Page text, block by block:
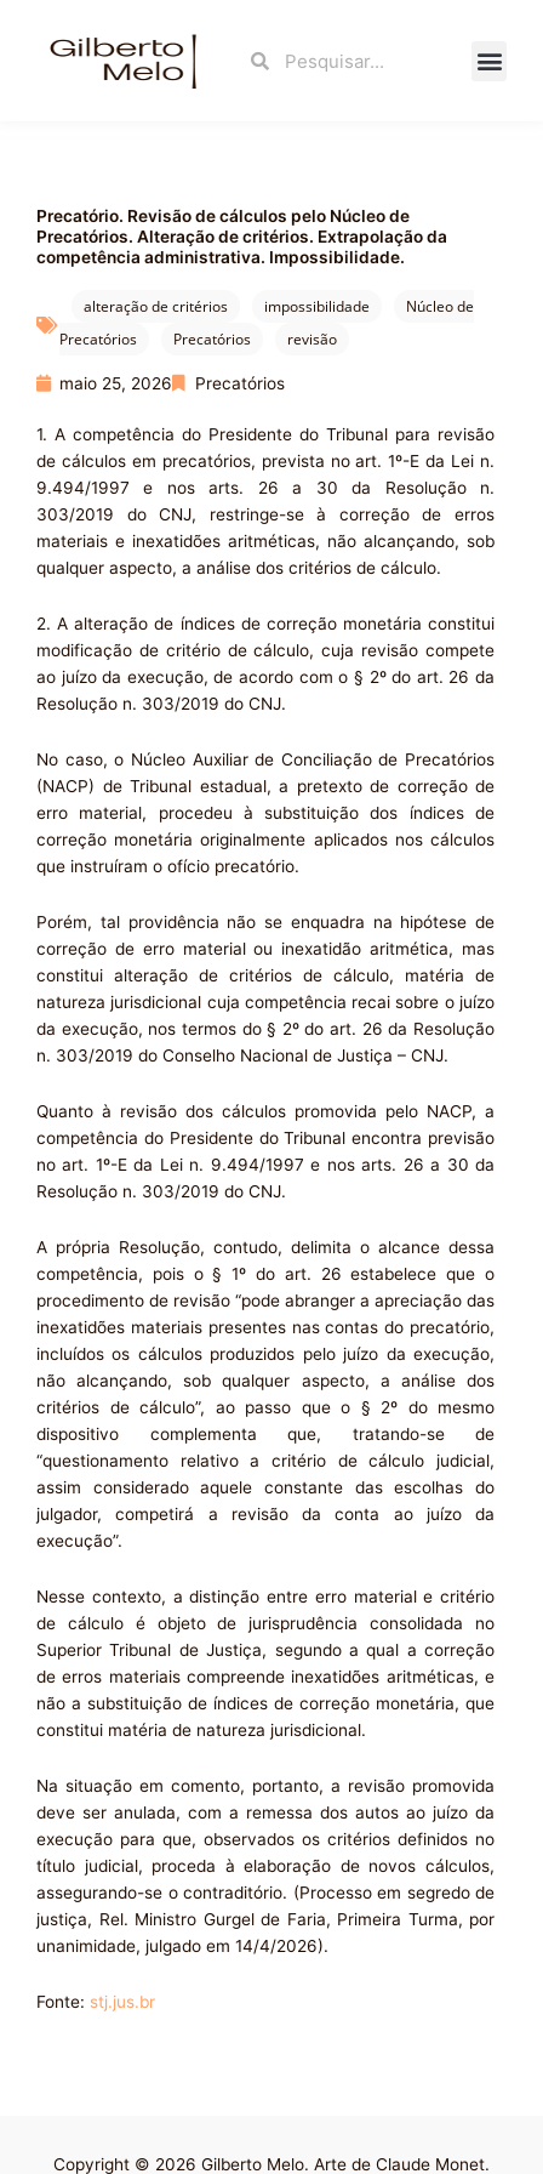
Search
Precatório. Revisão de cálculos pelo Núcleo de
Precatórios. Alteração de critérios. Extrapolação da
competência administrativa. Impossibilidade.
alteração de critérios impossibilidade
Núcleo de
Precatórios
Precatórios revisão
maio 25, 2026 Precatórios
1. A competência do Presidente do Tribunal para revisão
de cálculos em precatórios, prevista no art. 1º-E da Lei n.
9.494/1997 e nos arts. 26 a 30 da Resolução n.
303/2019 do CNJ, restringe-se à correção de erros
materiais e inexatidões aritméticas, não alcançando, sob
qualquer aspecto, a análise dos critérios de cálculo.
2. A alteração de índices de correção monetária constitui
modificação de critério de cálculo, cuja revisão compete
ao juízo da execução, de acordo com o § 2º do art. 26 da
Resolução n. 303/2019 do CNJ.
No caso, o Núcleo Auxiliar de Conciliação de Precatórios
(NACP) de Tribunal estadual, a pretexto de correção de
erro material, procedeu à substituição dos índices de
correção monetária originalmente aplicados nos cálculos
que instruíram o ofício precatório.
Porém, tal providência não se enquadra na hipótese de
correção de erro material ou inexatidão aritmética, mas
constitui alteração de critérios de cálculo, matéria de
natureza jurisdicional cuja competência recai sobre o juízo
da execução, nos termos do § 2º do art. 26 da Resolução
n. 303/2019 do Conselho Nacional de Justiça – CNJ.
Quanto à revisão dos cálculos promovida pelo NACP, a
competência do Presidente do Tribunal encontra previsão
no art. 1º-E da Lei n. 9.494/1997 e nos arts. 26 a 30 da
Resolução n. 303/2019 do CNJ.
A própria Resolução, contudo, delimita o alcance dessa
competência, pois o § 1º do art. 26 estabelece que o
procedimento de revisão “pode abranger a apreciação das
inexatidões materiais presentes nas contas do precatório,
incluídos os cálculos produzidos pelo juízo da execução,
não alcançando, sob qualquer aspecto, a análise dos
critérios de cálculo”, ao passo que o § 2º do mesmo
dispositivo complementa que, tratando-se de
“questionamento relativo a critério de cálculo judicial,
assim considerado aquele constante das escolhas do
julgador, competirá a revisão da conta ao juízo da
execução”.
Nesse contexto, a distinção entre erro material e critério
de cálculo é objeto de jurisprudência consolidada no
Superior Tribunal de Justiça, segundo a qual a correção
de erros materiais compreende inexatidões aritméticas, e
não a substituição de índices de correção monetária, que
constitui matéria de natureza jurisdicional.
Na situação em comento, portanto, a revisão promovida
deve ser anulada, com a remessa dos autos ao juízo da
execução para que, observados os critérios definidos no
título judicial, proceda à elaboração de novos cálculos,
assegurando-se o contraditório. (Processo em segredo de
justiça, Rel. Ministro Gurgel de Faria, Primeira Turma, por
unanimidade, julgado em 14/4/2026).
Fonte: stj.jus.br
Copyright © 2026 Gilberto Melo. Arte de Claude Monet.